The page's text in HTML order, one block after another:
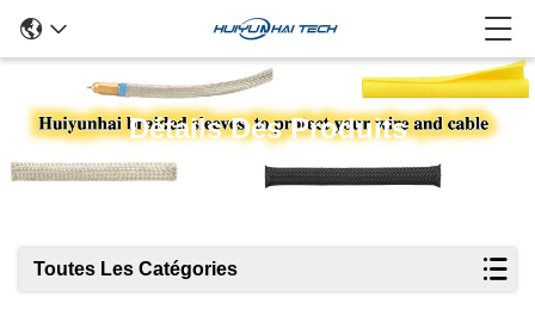
Détails Des Produits
Toutes Les Catégories